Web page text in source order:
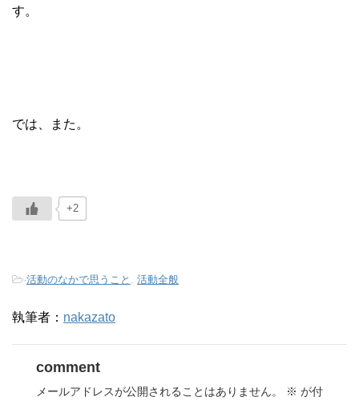
す。
では、また。
+2
-活動のなかで思うこと 活動全般
執筆者： nakazato
comment
メールアドレスが公開されることはありません。 ※ が付